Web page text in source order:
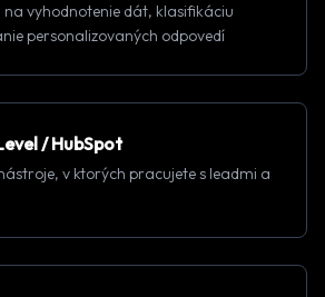
vyhodnotenie dát, klasifikáciu
personalizovaných odpovedí
/ HubSpot
v ktorých pracujete s leadmi a